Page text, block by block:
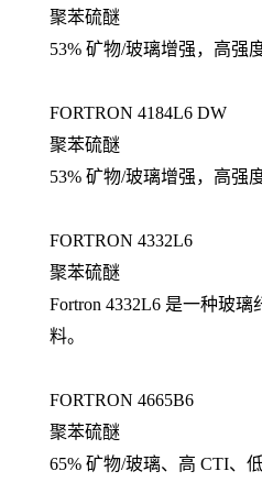
聚苯硫醚
53% 矿物/玻璃增强，高强
FORTRON 4184L6 DW
聚苯硫醚
53% 矿物/玻璃增强，高强
FORTRON 4332L6
聚苯硫醚
Fortron 4332L6 是一种玻
料。
FORTRON 4665B6
聚苯硫醚
65% 矿物/玻璃、高 CTI、